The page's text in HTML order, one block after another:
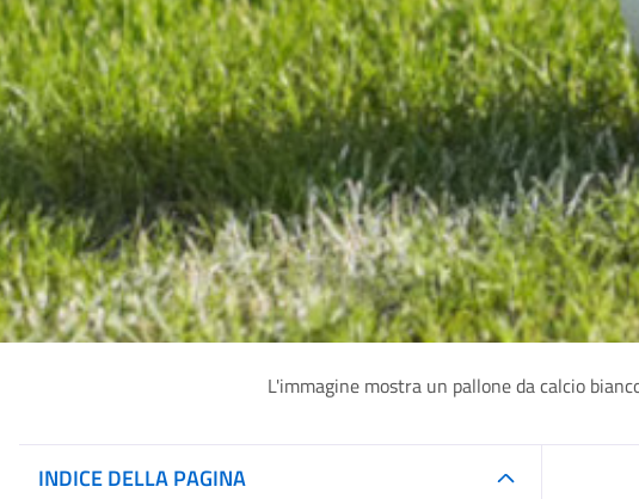
L'immagine mostra un pallone da calcio
INDICE DELLA PAGINA